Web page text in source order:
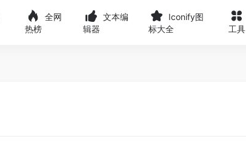
全网
热榜
文本编
辑器
Iconify图
标大全
工具